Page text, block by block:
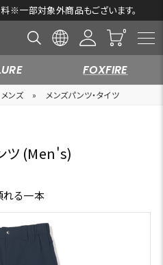
※一部対象外商品もございます。
FOXFIRE
メンズ » メンズパンツ・タイツ
ツ (Men's)
れる一本